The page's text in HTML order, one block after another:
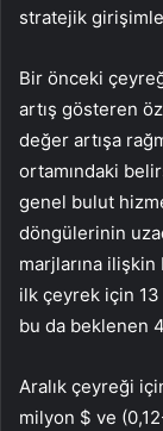
stratejik
Bir önceki
artış gösteren
değer artışa
ortamındaki
genel bulut
döngülerinin
marjlarına
ilk çeyrek için
bu da beklenen
Aralık çeyreği
milyon $ ve